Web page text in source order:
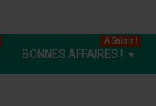
BONNES AFFAIRES !
A Saisir !